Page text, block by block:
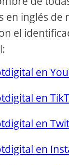
en inglés de
el
en
en
en
en